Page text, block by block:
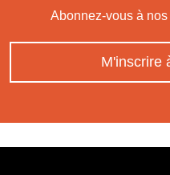
Abonnez-vous à
M'inscrire